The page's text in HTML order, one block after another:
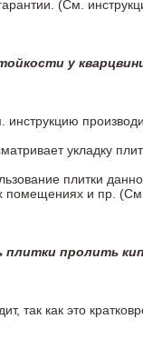
(См.
у
инструкцию
укладку
плитки
помещениях и пр.
плитки пролить
так как это